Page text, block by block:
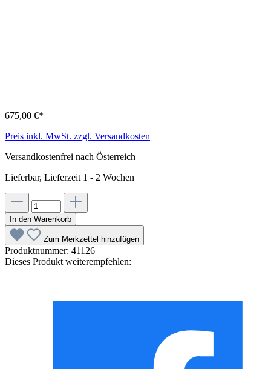
675,00 €*
Preis inkl. MwSt. zzgl. Versandkosten
Versandkostenfrei nach Österreich
Lieferbar, Lieferzeit 1 - 2 Wochen
In den Warenkorb
Zum Merkzettel hinzufügen
Produktnummer: 41126
Dieses Produkt weiterempfehlen: